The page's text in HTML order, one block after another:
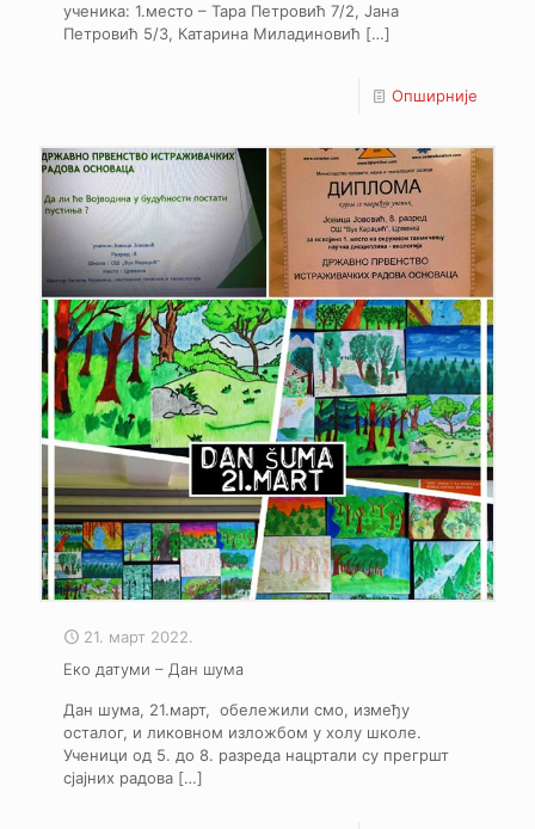
ученика: 1.место – Тара Петровић 7/2, Јана
Петровић 5/3, Катарина Миладиновић […]
Опширније
21. март 2022.
Еко датуми – Дан шума
Дан шума, 21.март, обележили смо, између
осталог, и ликовном изложбом у холу школе.
Ученици од 5. до 8. разреда нацртали су прегршт
сјајних радова […]